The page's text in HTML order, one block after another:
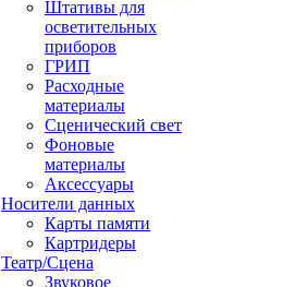
Штативы для
осветительных
приборов
ГРИП
Расходные
материалы
Сценический свет
Фоновые
материалы
Аксессуары
Носители данных
Карты памяти
Картридеры
Театр/Сцена
Звуковое